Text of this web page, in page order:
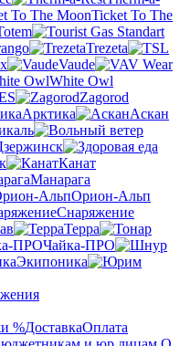
Ticket To The
Trezeta
Vaude
White Owl
Zagorod
Арктика
Аскан
Канат
Манарага
Орион-Альп
Снаряжение
Терра
Чайка-ПРО
Экипоника
%ДоставкаОплата